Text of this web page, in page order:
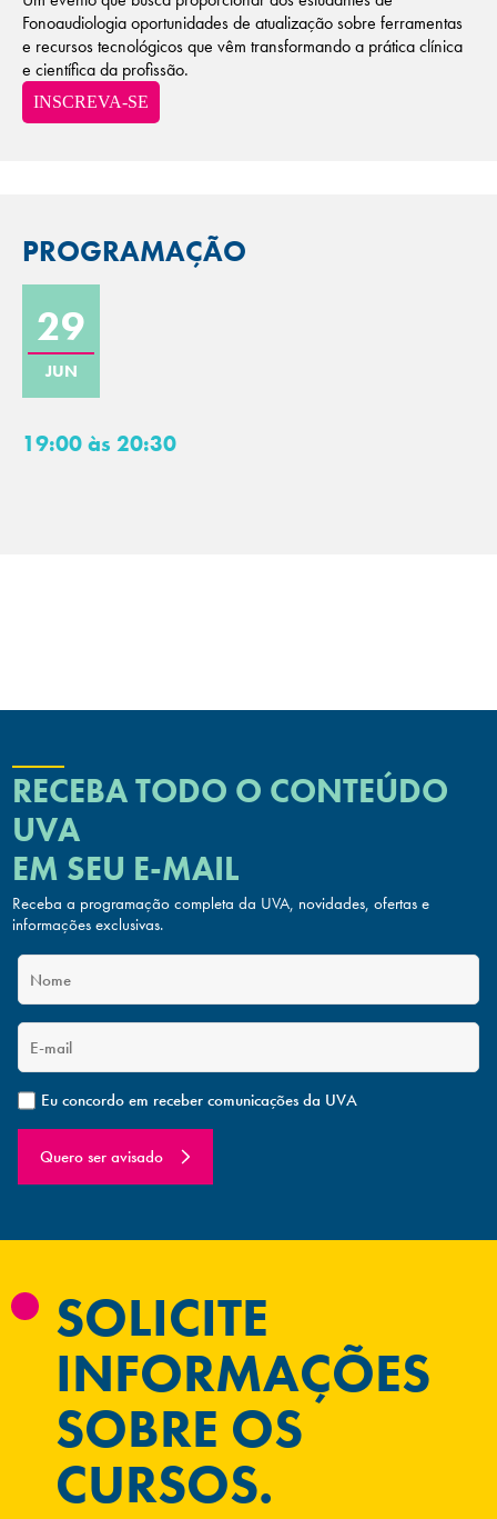
Fonoaudiologia oportunidades de atualização sobre ferramentas
e recursos tecnológicos que vêm transformando a prática clínica
e científica da profissão.
INSCREVA-SE
PROGRAMAÇÃO
29
JUN
19:00 às 20:30
RECEBA TODO O CONTEÚDO
UVA
EM SEU E-MAIL
Receba a programação completa da UVA, novidades, ofertas e
informações exclusivas.
Eu concordo em receber comunicações da UVA
Quero ser avisado
SOLICITE
INFORMAÇÕES
SOBRE OS
CURSOS.